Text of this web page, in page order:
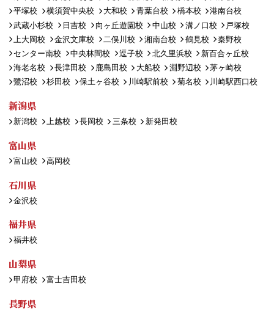
平塚校
横須賀中央校 大和校 青葉台校 橋本校
港南台校
武蔵小杉校
日吉校 向ヶ丘遊園校 中山校 溝ノ口校
戸塚校
上大岡校
金沢文庫校 二俣川校 湘南台校 鶴見校
秦野校
センター南校
中央林間校 逗子校 北久里浜校
新百合ヶ丘校
海老名校
長津田校 鹿島田校 大船校 淵野辺校
茅ヶ崎校
鷺沼校
杉田校 保土ヶ谷校 川崎駅前校 菊名校 川崎駅西口校
新潟県
新潟校 上越校 長岡校 三条校 新発田校
富山県
富山校 高岡校
石川県
金沢校
福井県
福井校
山梨県
甲府校 富士吉田校
長野県